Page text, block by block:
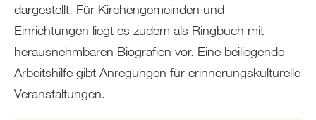
dargestellt. Für Kirchengemeinden und
Einrichtungen liegt es zudem als Ringbuch mit
herausnehmbaren Biografien vor. Eine beiliegende
Arbeitshilfe gibt Anregungen für erinnerungskulturelle
Veranstaltungen.